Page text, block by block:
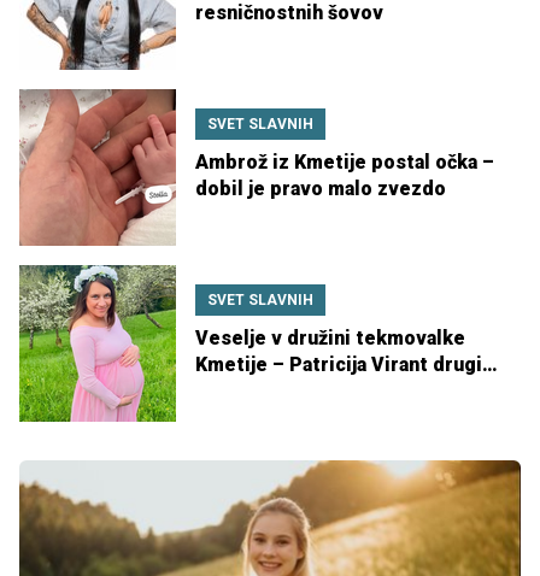
resničnostnih šovov
SVET SLAVNIH
Ambrož iz Kmetije postal očka –
dobil je pravo malo zvezdo
SVET SLAVNIH
Veselje v družini tekmovalke
Kmetije – Patricija Virant drugič